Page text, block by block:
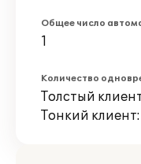
Общее число
1
Количество
Толстый
Тонкий клиент: